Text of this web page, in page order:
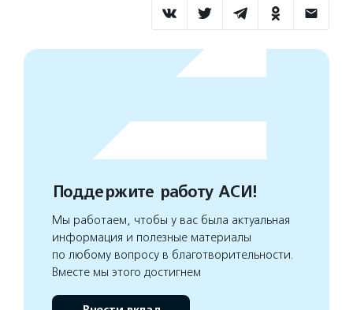
Поддержите работу АСИ!
Мы работаем, чтобы у вас была актуальная
информация и полезные материалы
по любому вопросу в благотворительности.
Вместе мы этого достигнем